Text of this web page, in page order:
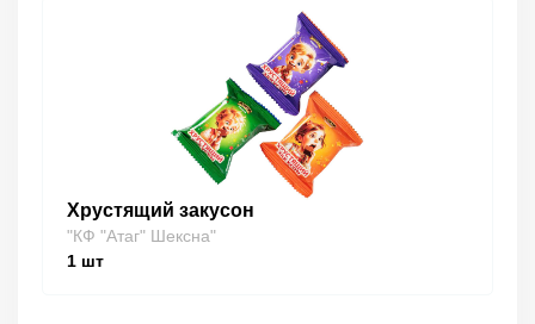
Хрустящий закусон
"КФ "Атаг" Шексна"
1 шт